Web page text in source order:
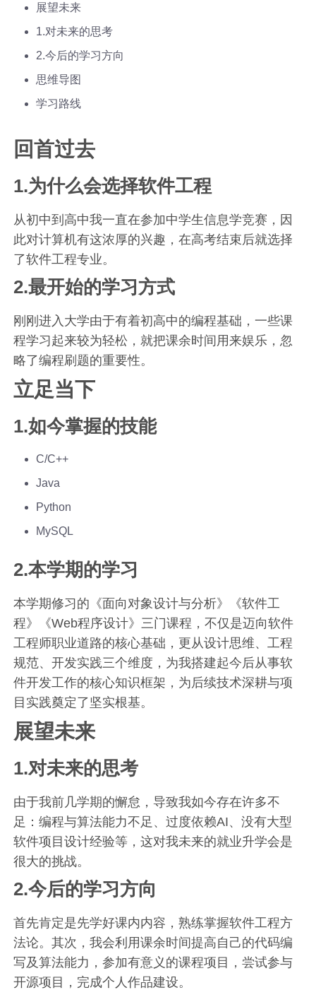
展望未来
1.对未来的思考
2.今后的学习方向
思维导图
学习路线
回首过去
1.为什么会选择软件工程
从初中到高中我一直在参加中学生信息学竞赛，因
此对计算机有这浓厚的兴趣，在高考结束后就选择
了软件工程专业。
2.最开始的学习方式
刚刚进入大学由于有着初高中的编程基础，一些课
程学习起来较为轻松，就把课余时间用来娱乐，忽
略了编程刷题的重要性。
立足当下
1.如今掌握的技能
C/C++
Java
Python
MySQL
2.本学期的学习
本学期修习的《面向对象设计与分析》《软件工
程》《Web程序设计》三门课程，不仅是迈向软件
工程师职业道路的核心基础，更从设计思维、工程
规范、开发实践三个维度，为我搭建起今后从事软
件开发工作的核心知识框架，为后续技术深耕与项
目实践奠定了坚实根基。
展望未来
1.对未来的思考
由于我前几学期的懈怠，导致我如今存在许多不
足：编程与算法能力不足、过度依赖AI、没有大型
软件项目设计经验等，这对我未来的就业升学会是
很大的挑战。
2.今后的学习方向
首先肯定是先学好课内内容，熟练掌握软件工程方
法论。其次，我会利用课余时间提高自己的代码编
写及算法能力，参加有意义的课程项目，尝试参与
开源项目，完成个人作品建设。